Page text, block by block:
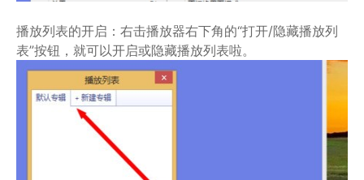
播放列表的开启：右击播放器右下角的“打开/隐藏播放列
表”按钮，就可以开启或隐藏播放列表啦。